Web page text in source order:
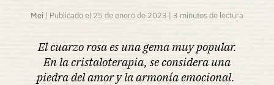
Mei | Publicado el 25 de enero de 2023 | 3 minutos de lectura
El cuarzo rosa es una gema muy popular.
En la cristaloterapia, se considera una
piedra del amor y la armonía emocional.